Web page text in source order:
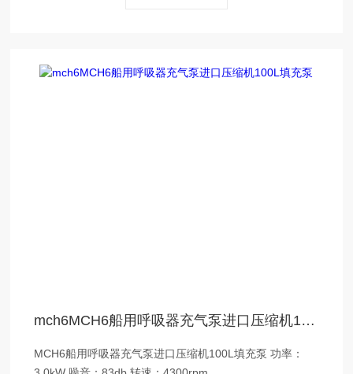
mch6MCH6船用呼吸器充气泵进口压缩机100L填充泵
MCH6船用呼吸器充气泵进口压缩机100L填充泵 功率：